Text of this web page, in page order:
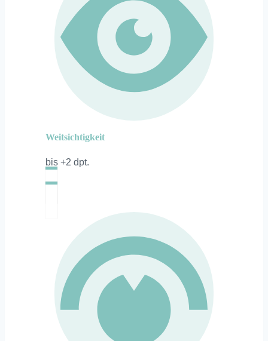
Weitsichtigkeit
bis +2 dpt.